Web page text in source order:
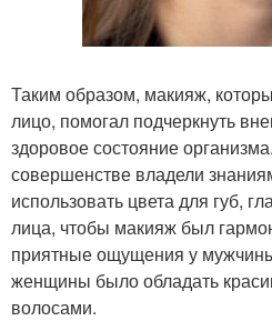
Таким образом, макияж,
лицо, помогал подчеркнуть
здоровое состояние
совершенстве владели
использовать цвета для губ,
лица, чтобы макияж был
приятные ощущения у
женщины было обладать
волосами.